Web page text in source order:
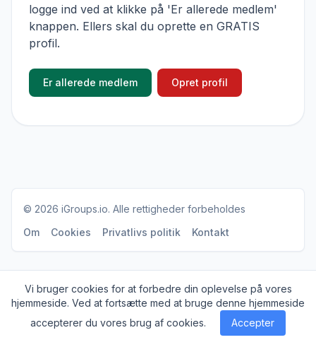
logge ind ved at klikke på 'Er allerede medlem'
knappen. Ellers skal du oprette en GRATIS
profil.
Er allerede medlem Opret profil
© 2026 iGroups.io. Alle rettigheder forbeholdes
Om
Cookies Privatlivs politik Kontakt
Vi bruger cookies for at forbedre din oplevelse på vores
hjemmeside. Ved at fortsætte med at bruge denne hjemmeside
accepterer du vores brug af cookies.
Accepter